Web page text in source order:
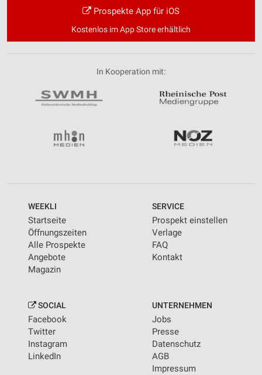
Prospekte App für iOS
Kostenlos im App Store erhältlich
In Kooperation mit:
WEEKLI
Startseite
Öffnungszeiten
Alle Prospekte
Angebote
Magazin
SERVICE
Prospekt einstellen
Verlage
FAQ
Kontakt
SOCIAL
Facebook
Twitter
Instagram
LinkedIn
UNTERNEHMEN
Jobs
Presse
Datenschutz
AGB
Impressum